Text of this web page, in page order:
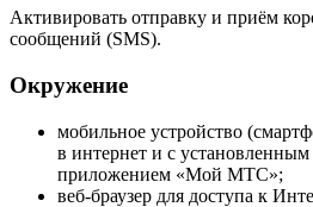
Активировать отправку и приём
сообщений (SMS).
Окружение
мобильное устройство
в интернет и с
приложением «Мой МТС»;
веб-браузер для доступа к